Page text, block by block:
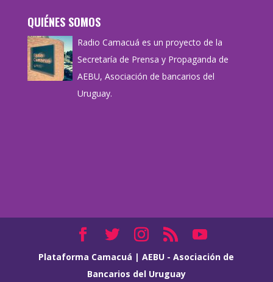
QUIÉNES SOMOS
Radio Camacuá es un proyecto de la
Secretaría de Prensa y Propaganda de
AEBU, Asociación de bancarios del
Uruguay.
Plataforma Camacuá |AEBU - Asociación de
Bancarios del Uruguay